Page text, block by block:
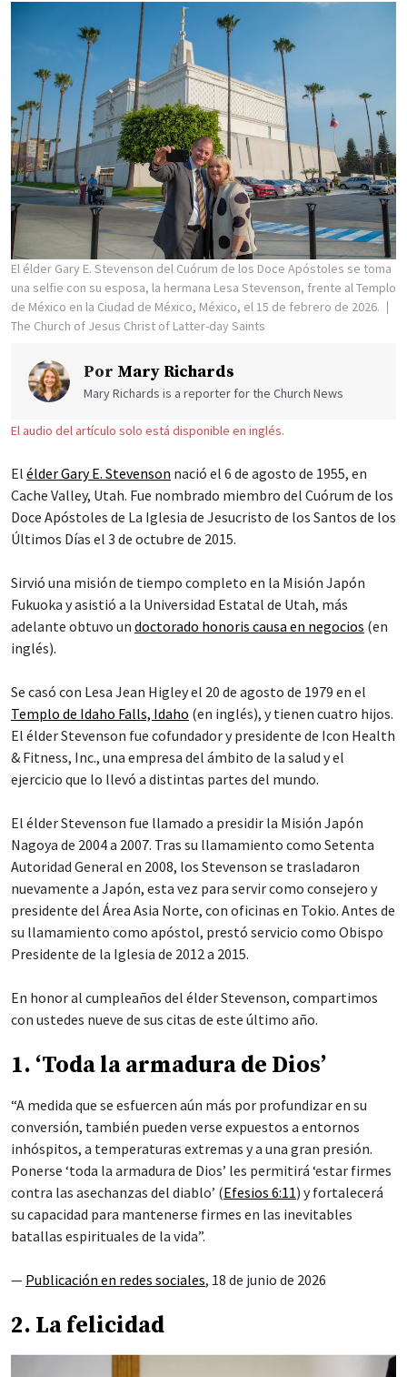
El élder Gary E. Stevenson del Cuórum de los Doce Apóstoles se toma
una selfie con su esposa, la hermana Lesa Stevenson, frente al Templo
de México en la Ciudad de México, México, el 15 de febrero de 2026.
The Church of Jesus Christ of Latter-day Saints
Por Mary Richards
Mary Richards is a reporter for the Church News
El audio del artículo solo está disponible en inglés.
El élder Gary E. Stevenson nació el 6 de agosto de 1955, en
Cache Valley, Utah. Fue nombrado miembro del Cuórum de los
Doce Apóstoles de La Iglesia de Jesucristo de los Santos de los
Últimos Días el 3 de octubre de 2015.
Sirvió una misión de tiempo completo en la Misión Japón
Fukuoka y asistió a la Universidad Estatal de Utah, más
adelante obtuvo un doctorado honoris causa en negocios (en
inglés).
Se casó con Lesa Jean Higley el 20 de agosto de 1979 en el
Templo de Idaho Falls, Idaho (en inglés), y tienen cuatro hijos.
El élder Stevenson fue cofundador y presidente de Icon Health
& Fitness, Inc., una empresa del ámbito de la salud y el
ejercicio que lo llevó a distintas partes del mundo.
El élder Stevenson fue llamado a presidir la Misión Japón
Nagoya de 2004 a 2007. Tras su llamamiento como Setenta
Autoridad General en 2008, los Stevenson se trasladaron
nuevamente a Japón, esta vez para servir como consejero y
presidente del Área Asia Norte, con oficinas en Tokio. Antes de
su llamamiento como apóstol, prestó servicio como Obispo
Presidente de la Iglesia de 2012 a 2015.
En honor al cumpleaños del élder Stevenson, compartimos
con ustedes nueve de sus citas de este último año.
1. ‘Toda la armadura de Dios’
“A medida que se esfuercen aún más por profundizar en su
conversión, también pueden verse expuestos a entornos
inhóspitos, a temperaturas extremas y a una gran presión.
Ponerse ‘toda la armadura de Dios’ les permitirá ‘estar firmes
contra las asechanzas del diablo’ (Efesios 6:11) y fortalecerá
su capacidad para mantenerse firmes en las inevitables
batallas espirituales de la vida”.
— Publicación en redes sociales, 18 de junio de 2026
2. La felicidad